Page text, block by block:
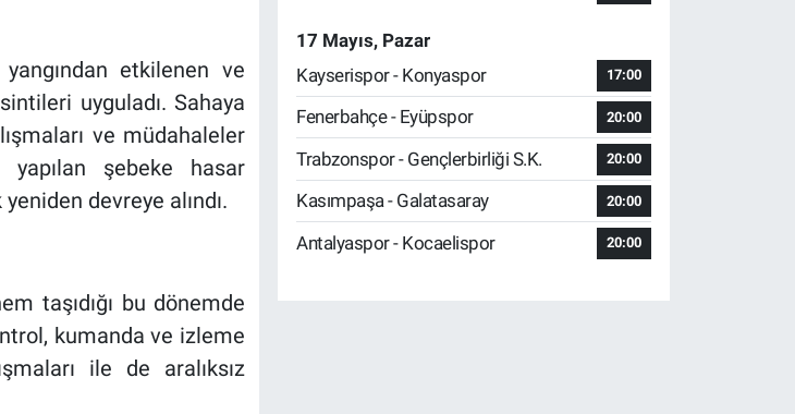
etkilenen ve
uyguladı. Sahaya
ve müdahaleler
yapılan şebeke hasar
devreye alındı.
taşıdığı bu dönemde
kumanda ve izleme
ile de aralıksız
17 Mayıs, Pazar
Kayserispor - Konyaspor
17:00
Fenerbahçe - Eyüpspor 20:00
Trabzonspor - Gençlerbirliği S.K. 20:00
Kasımpaşa - Galatasaray 20:00
Antalyaspor - Kocaelispor 20:00